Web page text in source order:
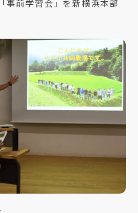
事前学習会」を新横浜本部